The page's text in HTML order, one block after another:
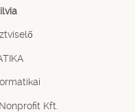
Kft.